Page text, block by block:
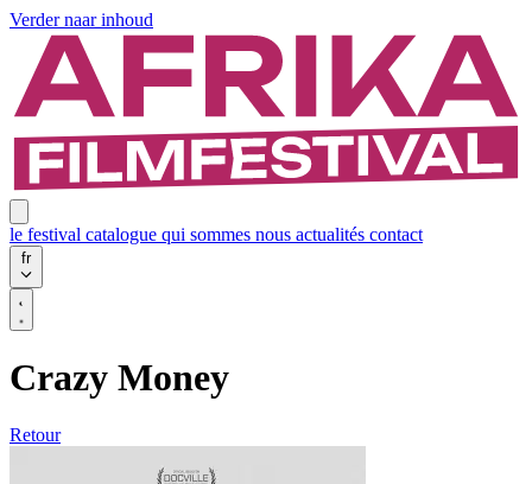
Verder naar inhoud
le festival catalogue qui sommes nous actualités contact
fr
Crazy Money
Retour